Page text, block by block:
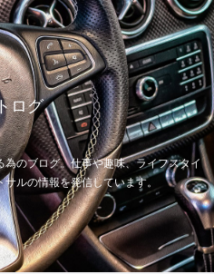
ログ
のブログ。仕事や趣味、ライフスタイ
ルの情報を発信しています。